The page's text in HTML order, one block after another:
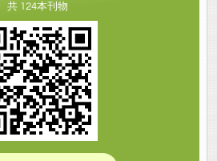
共 124本刊物